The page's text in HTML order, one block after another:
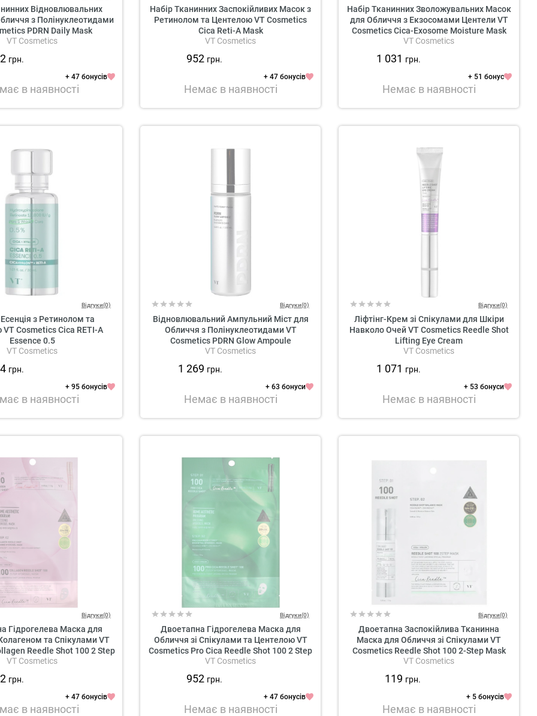
Відновлювальних
з Полінуклеотидами
PDRN Daily Mask
VT Cosmetics
грн.
+ 47 бонусів
в наявності
Набір Тканинних Заспокійливих Масок з
Ретинолом та Центелою VT Cosmetics
Cica Reti-A Mask
VT Cosmetics
952 грн.
+ 47 бонусів
Немає в наявності
Набір Тканинних Зволожувальних Масок
для Обличчя з Екзосомами Центели VT
Cosmetics Cica-Exosome Moisture Mask
VT Cosmetics
1 031 грн.
+ 51 бонус
Немає в наявності
Відгуки(0)
з Ретинолом та
Cosmetics Cica RETI-A
Essence 0.5
VT Cosmetics
грн.
+ 95 бонусів
в наявності
Відгуки(0)
Відновлювальний Ампульний Міст для
Обличчя з Полінуклеотидами VT
Cosmetics PDRN Glow Ampoule
VT Cosmetics
1 269 грн.
+ 63 бонуси
Немає в наявності
Відгуки(0)
Ліфтінг-Крем зі Спікулами для Шкіри
Навколо Очей VT Cosmetics Reedle Shot
Lifting Eye Cream
VT Cosmetics
1 071 грн.
+ 53 бонуси
Немає в наявності
Відгуки(0)
Гідрогелева Маска для
та Спікулами VT
Reedle Shot 100 2 Step
Mask
VT Cosmetics
грн.
+ 47 бонусів
в наявності
Відгуки(0)
Двоетапна Гідрогелева Маска для
Обличчя зі Спікулами та Центелою VT
Cosmetics Pro Cica Reedle Shot 100 2 Step
Hydrogel Mask
VT Cosmetics
952 грн.
+ 47 бонусів
Немає в наявності
Відгуки(0)
Двоетапна Заспокійлива Тканинна
Маска для Обличчя зі Спікулами VT
Cosmetics Reedle Shot 100 2-Step Mask
VT Cosmetics
119 грн.
+ 5 бонусів
Немає в наявності